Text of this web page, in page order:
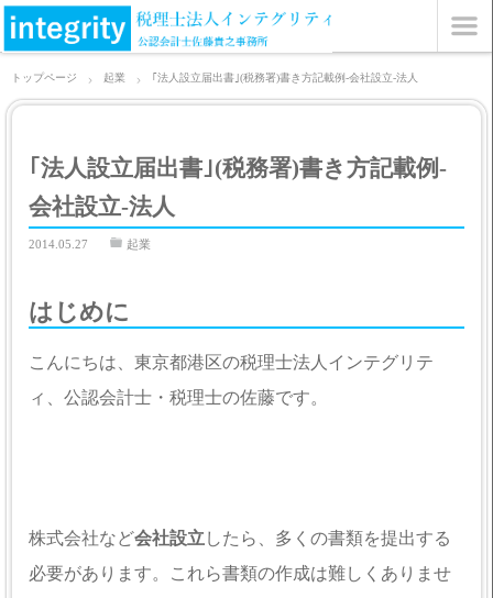
トップページ 起業 ｢法人設立届出書｣(税務署)書き方記載例-会社設立-法人
｢法人設立届出書｣(税務署)書き方記載例-
会社設立-法人
2014.05.27 起業
はじめに
こんにちは、東京都港区の税理士法人インテグリテ
ィ、公認会計士・税理士の佐藤です。
株式会社など会社設立 したら、多くの書類を提出する
必要があります。これら書類の作成は難しくありませ